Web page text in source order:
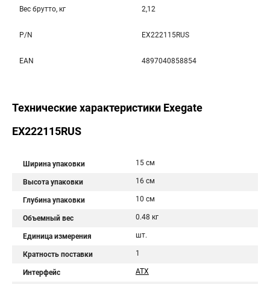
Вес брутто, кг 2,12
P/N EX222115RUS
EAN 4897040858854
Технические характеристики Exegate
EX222115RUS
Ширина упаковки 15 см
Высота упаковки 16 см
Глубина упаковки 10 см
Объемный вес 0.48 кг
Единица измерения шт.
Кратность поставки 1
Интерфейс ATX